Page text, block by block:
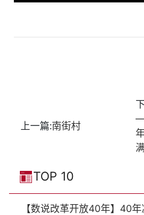
上一篇:南街村
TOP 10
【数说改革开放40年】40